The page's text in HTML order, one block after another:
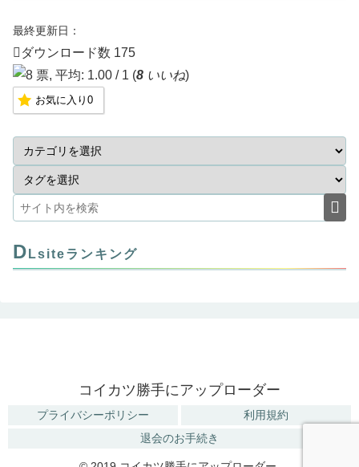
最終更新日：
ダウンロード数 175
(8 いいね)
お気に入り 0
D Lsiteランキング
コイカツ勝手にアップローダー
プライバシーポリシー
利用規約
退会のお手続き